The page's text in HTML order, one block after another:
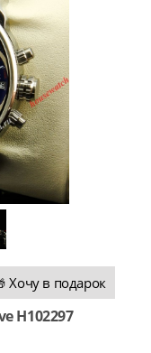
Хочу в подарок
H102297